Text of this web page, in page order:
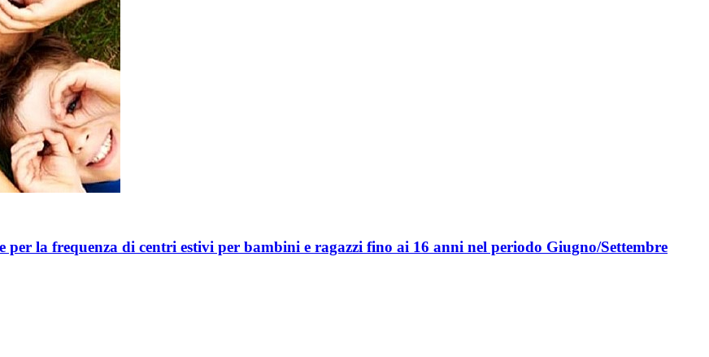
per la frequenza di centri estivi per bambini e ragazzi fino ai 16 anni nel periodo Giugno/Settembre